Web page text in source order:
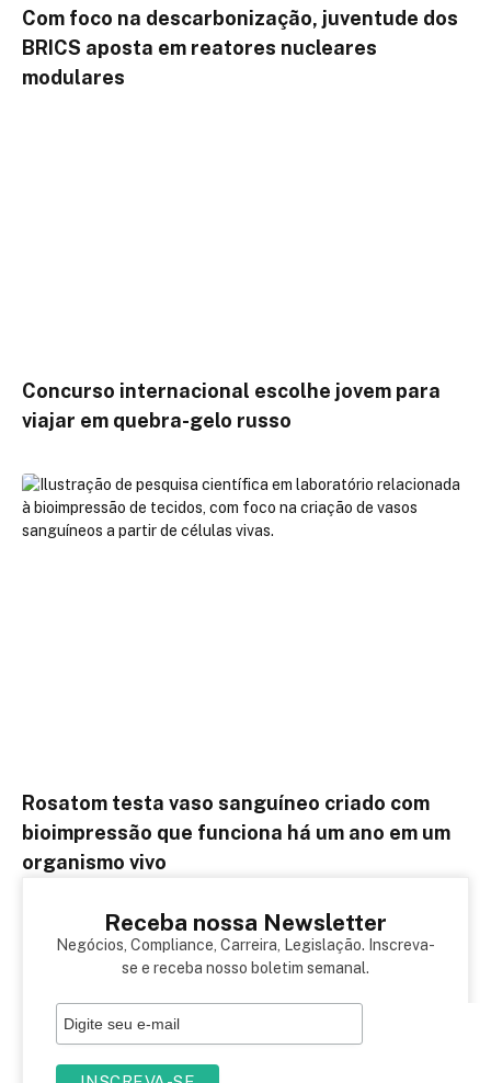
Com foco na descarbonização, juventude dos
BRICS aposta em reatores nucleares
modulares
Concurso internacional escolhe jovem para
viajar em quebra-gelo russo
Rosatom testa vaso sanguíneo criado com
bioimpressão que funciona há um ano em um
organismo vivo
Receba nossa Newsletter
Negócios, Compliance, Carreira, Legislação. Inscreva-
se e receba nosso boletim semanal.